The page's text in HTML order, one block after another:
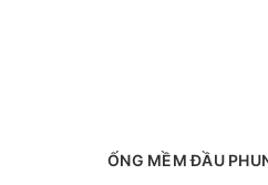
ỐNG MỀM ĐẦU